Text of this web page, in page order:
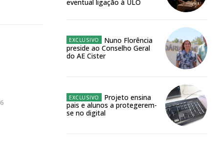
eventual ligação à ULO
Nuno Florência
preside ao Conselho Geral
do AE Cister
Projeto ensina
pais e alunos a protegerem-
se no digital